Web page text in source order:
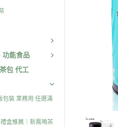
功能食品
包 代工
包裝 業務用 任選滿
盒推薦｜新鳳鳴茶